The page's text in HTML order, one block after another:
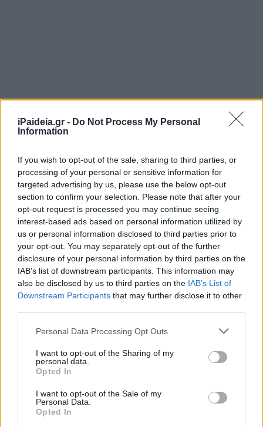
iPaideia.gr - Do Not Process My Personal
Information
If you wish to opt-out of the sale, sharing to third parties, or
processing of your personal or sensitive information for
targeted advertising by us, please use the below opt-out
section to confirm your selection. Please note that after your
opt-out request is processed you may continue seeing
interest-based ads based on personal information utilized by
us or personal information disclosed to third parties prior to
your opt-out. You may separately opt-out of the further
disclosure of your personal information by third parties on the
IAB’s list of downstream participants. This information may
also be disclosed by us to third parties on the IAB’s List of
Downstream Participants that may further disclose it to other
Please note that this website/app uses one or more Google
not limited to your visit or usage behaviour. You may click to
grant or deny consent to Google and its third-party tags to
use your data for below specified purposes in below Google
consent section.
Personal Data Processing Opt Outs
I want to opt-out of the Sharing of my
personal data.
Opted In
I want to opt-out of the Sale of my
Personal Data.
Opted In
Με αυτόν τον τρόπο, αφενός άνθρωποι που δίδαξαν το
τρέχον έτος – ακόμα και όσοι συνταξιοδοτούνται άμεσα
– υποχρεούνται να επιλέξουν βιβλία για συναδέλφους
τους που θα διδάξουν δύο χρόνια μετά κι αφετέρου η
μαθητών που θα καθίσουν στα θρανία το 2027. Επιπλέον,
με τα μαθήματα να ολοκληρώνονται στις 15 Ιουνίου, οι
Σύλλογοι καλούνται ουσιαστικά μέσα σε ένα διήμερο, εν
μέσω τελετών λήξης και βαθμολογιών, να αξιολογήσουν
εκατοντάδες τίτλους. Στο Δημοτικό συγκεκριμένα 257
διδακτικά βιβλία ( 30 έως 41 ανά τάξη και 12 ανά
ειδικότητα).